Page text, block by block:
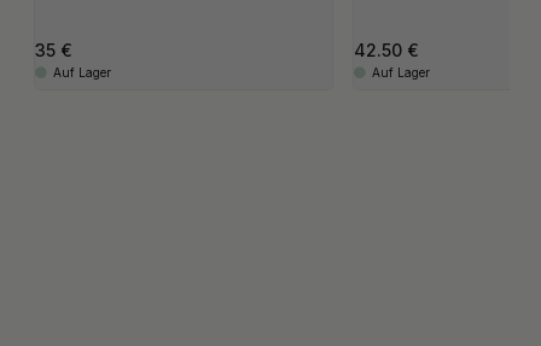
35
Auf Lager
42.50
Auf Lager